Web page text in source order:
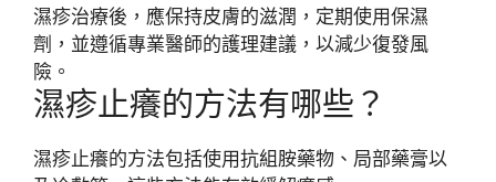
濕疹治療後，應保持皮膚的滋潤，定期使用保濕
劑，並遵循專業醫師的護理建議，以減少復發風
險。
濕疹止癢的方法有哪些？
濕疹止癢的方法包括使用抗組胺藥物、局部藥膏以